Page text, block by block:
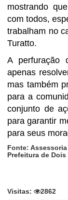
mostrando
com todos,
trabalham no
Turatto.
A perfuração
apenas
mas também
para a
conjunto de
para garantir
para seus
Fonte:
Prefeitura de
Visitas: 2862